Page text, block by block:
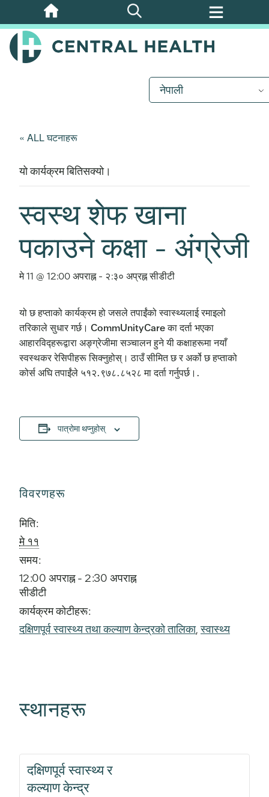
मुख्य
सामग्रीमा
जानुहोस्
नेपाली
« ALL घटनाहरू
यो कार्यक्रम बितिसक्यो।
स्वस्थ शेफ खाना
पकाउने कक्षा - अंग्रेजी
मे 11 @ 12:00 अपराह्न- २:३० अप्रह्नसीडीटी
यो छ हप्ताको कार्यक्रम हो जसले तपाईंको स्वास्थ्यलाई रमाइलो
तरिकाले सुधार गर्छ। CommUnityCare का दर्ता भएका
आहारविद्हरूद्वारा अङ्ग्रेजीमा सञ्चालन हुने यी कक्षाहरूमा नयाँ
स्वस्थकर रेसिपीहरू सिक्नुहोस्। ठाउँ सीमित छ र अर्को छ हप्ताको
कोर्स अघि तपाईंले ५१२.९७८.८५२८ मा दर्ता गर्नुपर्छ।.
पात्रोमा थप्नुहोस्
विवरणहरू
मिति:
मे ११
समय:
12:00 अपराह्न - 2:30 अपराह्न
सीडीटी
कार्यक्रम कोटीहरू:
दक्षिणपूर्व स्वास्थ्य तथा कल्याण केन्द्रको तालिका,स्वास्थ्य
स्थानहरू
दक्षिणपूर्व स्वास्थ्य र
कल्याण केन्द्र